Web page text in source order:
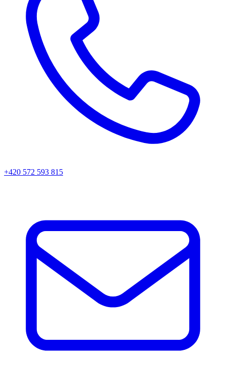
+420 572 593 815